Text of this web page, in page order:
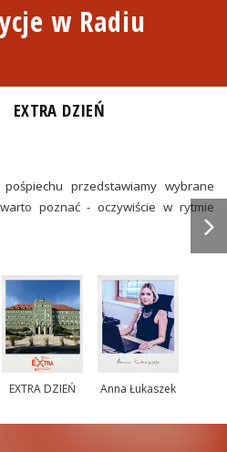
w Radiu
EXTRA DZIEŃ
przedstawiamy wybrane
poznać - oczywiście w rytmie
EXTRA DZIEŃ Anna Łukaszek